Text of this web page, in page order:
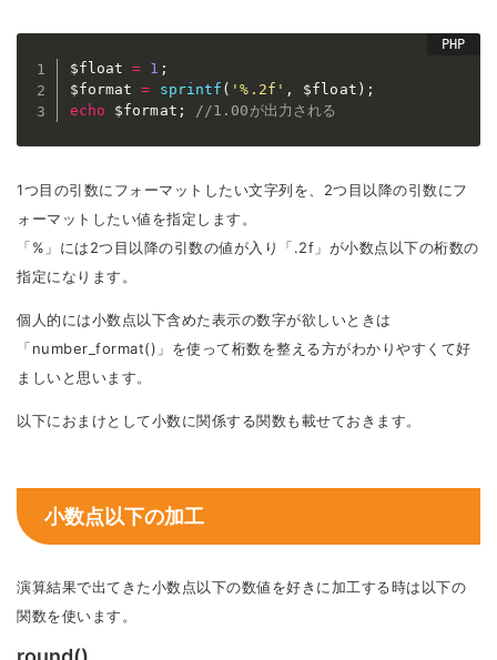
$float = 1 ;
$format
= sprintf ( '%.2f' , $float ) ;
echo
$format ; //1.00が出力される
1つ目の引数にフォーマットしたい文字列を、2つ目以降の引数にフ
ォーマットしたい値を指定します。
「%」には2つ目以降の引数の値が入り「.2f」が小数点以下の桁数の
指定になります。
個人的には小数点以下含めた表示の数字が欲しいときは
「number_format()」を使って桁数を整える方がわかりやすくて好
ましいと思います。
以下におまけとして小数に関係する関数も載せておきます。
小数点以下の加工
演算結果で出てきた小数点以下の数値を好きに加工する時は以下の
関数を使います。